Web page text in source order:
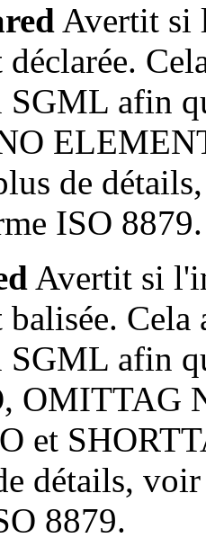
Avertit si
déclarée.
SGML afin
de
ISO 8879.
Avertit si
balisée.
SGML afin
OMITTAG
et
détails,
8879.